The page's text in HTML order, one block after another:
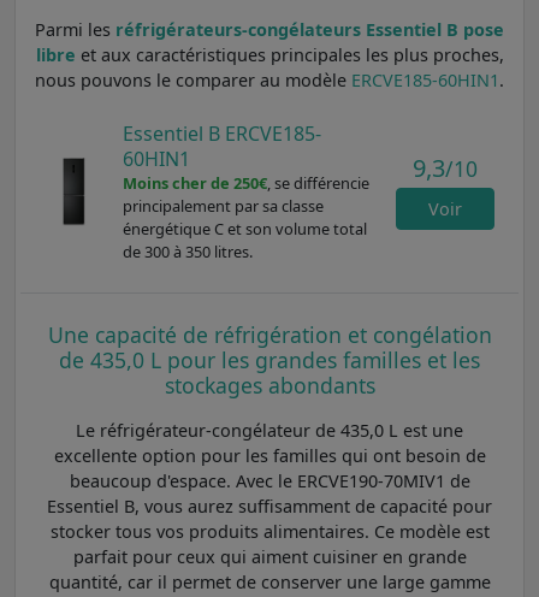
Parmi les réfrigérateurs-congélateurs Essentiel B pose
libre et aux caractéristiques principales les plus proches,
nous pouvons le comparer au modèle ERCVE185-60HIN1 .
Essentiel B ERCVE185-
60HIN1
Moins cher de 250€, se différencie
principalement par sa classe
énergétique C et son volume total
de 300 à 350 litres.
9,3/10
Voir
Une capacité de réfrigération et congélation
de 435,0 L pour les grandes familles et les
stockages abondants
Le réfrigérateur-congélateur de 435,0 L est une
excellente option pour les familles qui ont besoin de
beaucoup d'espace. Avec le ERCVE190-70MIV1 de
Essentiel B, vous aurez suffisamment de capacité pour
stocker tous vos produits alimentaires. Ce modèle est
parfait pour ceux qui aiment cuisiner en grande
quantité, car il permet de conserver une large gamme